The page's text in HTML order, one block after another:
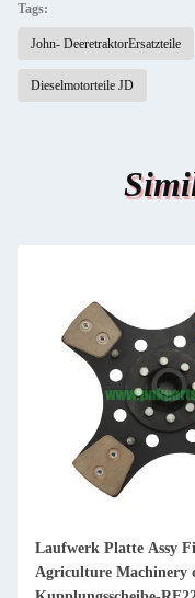
Tags:
John- DeeretraktorErsatzteile
Dieselmotorteile JD
Laufwerk Platte Assy
Agriculture Machinery